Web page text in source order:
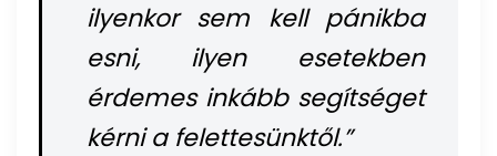
ilyenkor sem kell pánikba
esni, ilyen esetekben
érdemes inkább segítséget
kérni a felettesünktől.”